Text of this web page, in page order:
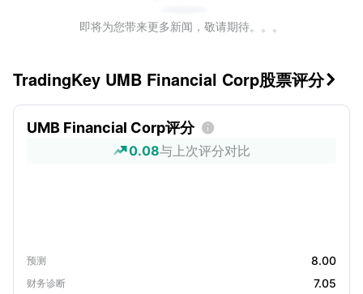
即将为您带来更多新闻，敬请期待。。。
TradingKey UMB Financial Corp股票评分
UMB Financial Corp评分 
0.08与上次评分对比
预测 8.00
财务诊断 7.05